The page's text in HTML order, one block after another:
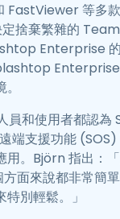
FastViewer 等多
捨棄繁雜的
Enterprise
員和使用者都認
端支援功能 (SOS)
用。Björn 指出：
面來說都非常簡
別輕鬆。」